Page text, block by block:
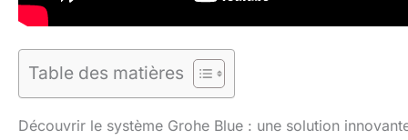
Table des matières
Découvrir le système Grohe Blue : une solution